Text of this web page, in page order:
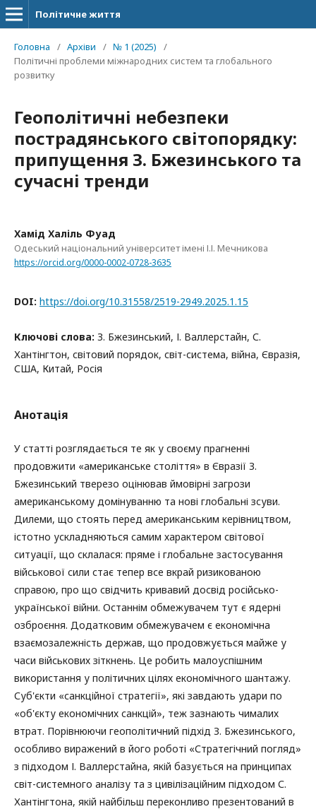
Політичне життя
Головна / Архіви / № 1 (2025)
/
Політичні проблеми міжнародних систем та глобального
розвитку
Геополітичні небезпеки
пострадянського світопорядку:
припущення З. Бжезинського та
сучасні тренди
Хамід Халіль Фуад
Одеський національний університет імені І.І. Мечникова
https://orcid.org/0000-0002-0728-3635
DOI: https://doi.org/10.31558/2519-2949.2025.1.15
Ключові слова: З. Бжезинський, І. Валлерстайн, С.
Хантінгтон, світовий порядок, світ-система, війна, Євразія,
США, Китай, Росія
Анотація
У статті розглядається те як у своєму прагненні
продовжити «американське століття» в Євразії З.
Бжезинський тверезо оцінював ймовірні загрози
американському домінуванню та нові глобальні зсуви.
Дилеми, що стоять перед американським керівництвом,
істотно ускладняються самим характером світової
ситуації, що склалася: пряме і глобальне застосування
військової сили стає тепер все вкрай ризикованою
справою, про що свідчить кривавий досвід російсько-
української війни. Останнім обмежувачем тут є ядерні
озброєння. Додатковим обмежувачем є економічна
взаємозалежність держав, що продовжується майже у
часи військових зіткнень. Це робить малоуспішним
використання у політичних цілях економічного шантажу.
Суб'єкти «санкційної стратегії», які завдають удари по
«об'єкту економічних санкцій», теж зазнають чималих
втрат. Порівнюючи геополітичний підхід З. Бжезинського,
особливо виражений в його роботі «Стратегічний погляд»
з підходом І. Валлерстайна, якій базується на принципах
світ-системного аналізу та з цивілізаційним підходом С.
Хантінгтона, якій найбільш переконливо презентований в